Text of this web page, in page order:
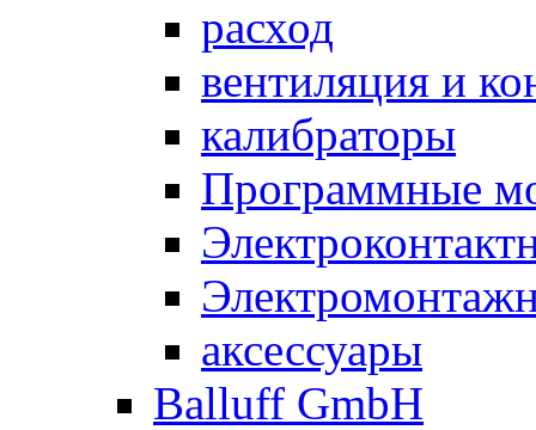
расход
вентиляция и
калибраторы
Программные
аксессуары
Balluff GmbH